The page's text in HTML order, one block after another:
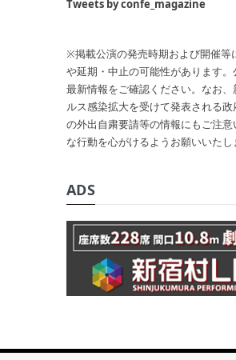
Tweets by confe_magazine
※掲載公演の発売時期および開催等
や延期・中止の可能性があります
最新情報をご確認ください。なお、
ルス感染拡大を受けて発表される政
の外出自粛要請等の情報にもご注
な行動を心がけるようお願いいたし
ADS